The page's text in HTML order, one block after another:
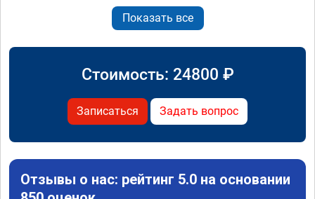
Показать все
Стоимость: 24800 ₽
Записаться Задать вопрос
Отзывы о нас: рейтинг 5.0 на основании